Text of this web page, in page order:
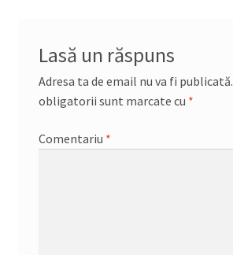
Lasă un răspuns
Adresa ta de email nu va fi publicată.
obligatorii sunt marcate cu *
Comentariu *